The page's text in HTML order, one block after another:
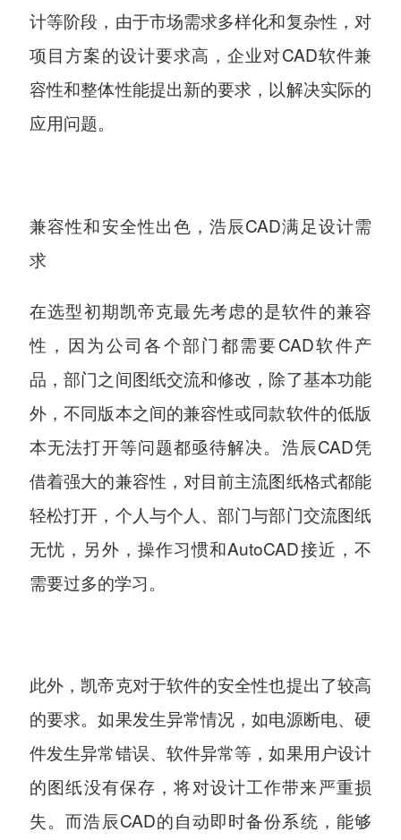
计等阶段，由于市场需求多样化和复杂性，对
项目方案的设计要求高，企业对CAD软件兼
容性和整体性能提出新的要求，以解决实际的
应用问题。
兼容性和安全性出色，浩辰CAD满足设计需
求
在选型初期凯帝克最先考虑的是软件的兼容
性，因为公司各个部门都需要CAD软件产
品，部门之间图纸交流和修改，除了基本功能
外，不同版本之间的兼容性或同款软件的低版
本无法打开等问题都亟待解决。浩辰CAD凭
借着强大的兼容性，对目前主流图纸格式都能
轻松打开，个人与个人、部门与部门交流图纸
无忧，另外，操作习惯和AutoCAD接近，不
需要过多的学习。
此外，凯帝克对于软件的安全性也提出了较高
的要求。如果发生异常情况，如电源断电、硬
件发生异常错误、软件异常等，如果用户设计
的图纸没有保存，将对设计工作带来严重损
失。而浩辰CAD的自动即时备份系统，能够